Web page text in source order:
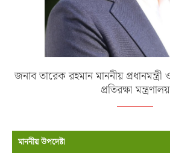
প্রতিরক্ষা মন্ত্রণালয়
মাননীয় উপদেষ্টা